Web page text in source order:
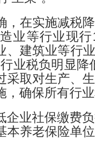
，在实施减税
业等行业现
、建筑业等行
业税负明显降
采取对生产、
，确保所有行
企业社保缴费
本养老保险单